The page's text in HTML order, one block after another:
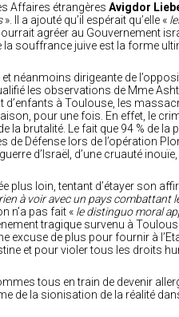
Affaires étrangères Avigdor
». Il a ajouté qu’il espérait qu’elle «
agréer au Gouvernement
souffrance juive est la forme
et néanmoins dirigeante de
les observations de Mme
d’enfants à Toulouse, les
pour une fois. En effet, le
la brutalité. Le fait que 94 % de
de Défense lors de l’opération
d’Israël, d’une cruauté
plus loin, tentant d’étayer son
rien à voir avec un pays
n’a pas fait « le distinguo moral
tragique survenu à
excuse de plus pour fournir à
et pour violer tous les droits
tous en train de devenir
de la sionisation de la réalité